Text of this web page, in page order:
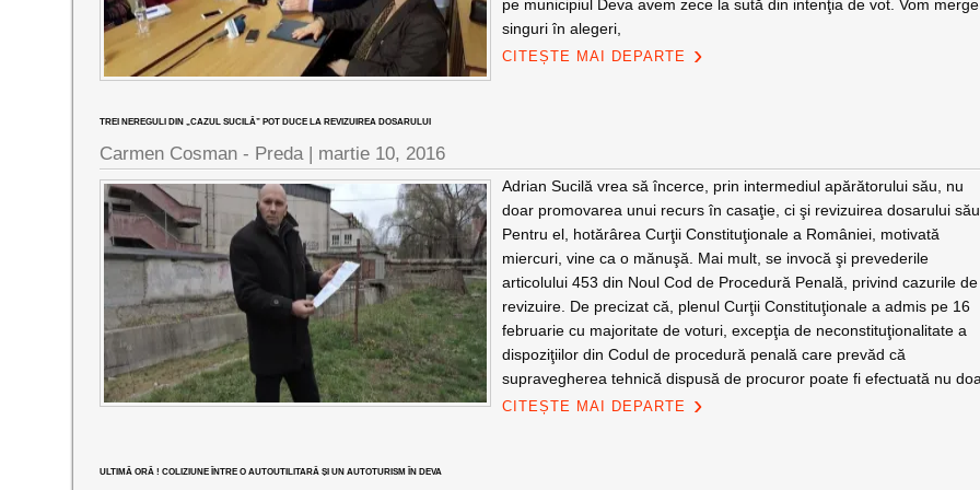
pe municipiul Deva avem zece la sută din intenţia de vot. Vom merge
singuri în alegeri,
CITEȘTE MAI DEPARTE
TREI NEREGULI DIN „CAZUL SUCILĂ” POT DUCE LA REVIZUIREA DOSARULUI
Carmen Cosman - Preda | martie 10, 2016
Adrian Sucilă vrea să încerce, prin intermediul apărătorului său, nu
doar promovarea unui recurs în casaţie, ci şi revizuirea dosarului
Pentru el, hotărârea Curţii Constituţionale a României, motivată
miercuri, vine ca o mănuşă. Mai mult, se invocă şi prevederile
articolului 453 din Noul Cod de Procedură Penală, privind cazurile de
revizuire. De precizat că, plenul Curţii Constituţionale a admis pe 16
februarie cu majoritate de voturi, excepţia de neconstituţionalitate a
dispoziţiilor din Codul de procedură penală care prevăd că
supravegherea tehnică dispusă de procuror poate fi efectuată nu
CITEȘTE MAI DEPARTE
ULTIMĂ ORĂ ! COLIZIUNE ÎNTRE O AUTOUTILITARĂ ȘI UN AUTOTURISM ÎN DEVA